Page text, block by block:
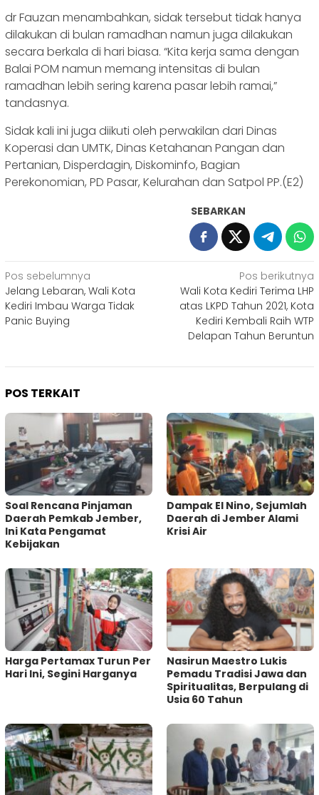
dr Fauzan menambahkan, sidak tersebut tidak hanya
dilakukan di bulan ramadhan namun juga dilakukan
secara berkala di hari biasa. “Kita kerja sama dengan
Balai POM namun memang intensitas di bulan
ramadhan lebih sering karena pasar lebih ramai,”
tandasnya.
Sidak kali ini juga diikuti oleh perwakilan dari Dinas
Koperasi dan UMTK, Dinas Ketahanan Pangan dan
Pertanian, Disperdagin, Diskominfo, Bagian
Perekonomian, PD Pasar, Kelurahan dan Satpol PP.(E2)
SEBARKAN
Navigasi
pos
Pos sebelumnya
Jelang Lebaran, Wali Kota
Kediri Imbau Warga Tidak
Panic Buying
Pos berikutnya
Wali Kota Kediri Terima LHP
atas LKPD Tahun 2021, Kota
Kediri Kembali Raih WTP
Delapan Tahun Beruntun
POS TERKAIT
‎Soal Rencana Pinjaman
Daerah Pemkab Jember,
Ini Kata Pengamat
Kebijakan ‎
Dampak El Nino, Sejumlah
Daerah di Jember Alami
Krisi Air
Harga Pertamax Turun Per
Hari Ini, Segini Harganya
‎Nasirun Maestro Lukis
Pemadu Tradisi Jawa dan
Spiritualitas, Berpulang di
Usia 60 Tahun